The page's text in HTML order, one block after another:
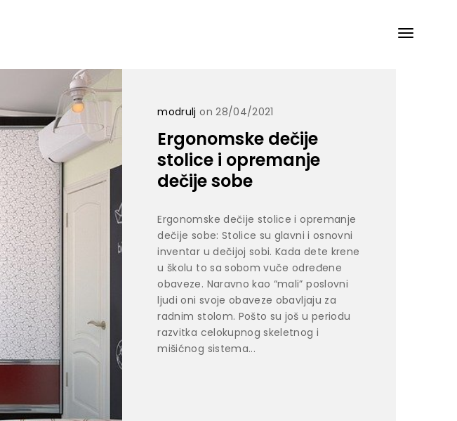
modrulj on 28/04/2021
Ergonomske dečije
stolice i opremanje
dečije sobe
Ergonomske dečije stolice i opremanje
dečije sobe: Stolice su glavni i osnovni
inventar u dečijoj sobi. Kada dete krene
u školu to sa sobom vuče određene
obaveze. Naravno kao “mali” poslovni
ljudi oni svoje obaveze obavljaju za
radnim stolom. Pošto su još u periodu
razvitka celokupnog skeletnog i
mišićnog sistema...